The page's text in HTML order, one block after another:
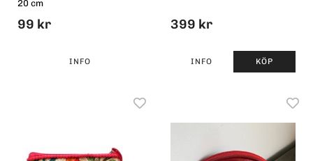
20 cm
99 kr
INFO
399 kr
INFO KÖP